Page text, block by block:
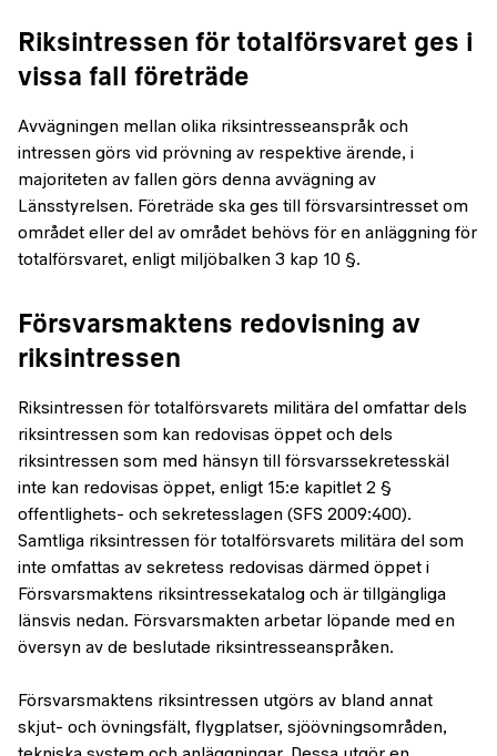
Riksintressen för totalförsvaret ges i
vissa fall företräde
Avvägningen mellan olika riksintresseanspråk och
intressen görs vid prövning av respektive ärende, i
majoriteten av fallen görs denna avvägning av
Länsstyrelsen. Företräde ska ges till försvarsintresset om
området eller del av området behövs för en anläggning för
totalförsvaret, enligt miljöbalken 3 kap 10 §.
Försvarsmaktens redovisning av
riksintressen
Riksintressen för totalförsvarets militära del omfattar dels
riksintressen som kan redovisas öppet och dels
riksintressen som med hänsyn till försvarssekretesskäl
inte kan redovisas öppet, enligt 15:e kapitlet 2 §
offentlighets- och sekretesslagen (SFS 2009:400).
Samtliga riksintressen för totalförsvarets militära del som
inte omfattas av sekretess redovisas därmed öppet i
Försvarsmaktens riksintressekatalog och är tillgängliga
länsvis nedan. Försvarsmakten arbetar löpande med en
översyn av de beslutade riksintresseanspråken.
Försvarsmaktens riksintressen utgörs av bland annat
skjut- och övningsfält, flygplatser, sjöövningsområden,